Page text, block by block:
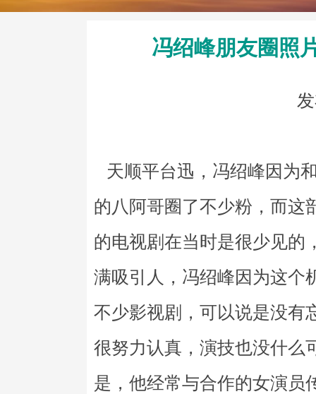
冯绍峰朋友圈照
天顺平台迅，冯绍峰因为
的八阿哥圈了不少粉，而这
的电视剧在当时是很少见的
满吸引人，冯绍峰因为这个
不少影视剧，可以说是没有
很努力认真，演技也没什么
是，他经常与合作的女演员